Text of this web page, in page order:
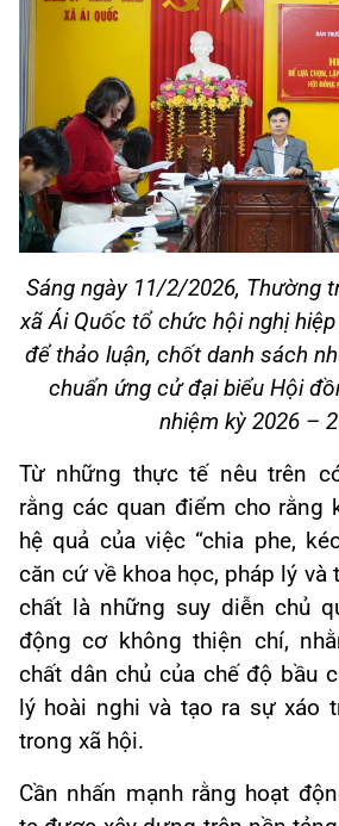
Sáng ngày 11/2/2026, Thường
xã Ái Quốc tổ chức hội nghị
để thảo luận, chốt danh sách
chuẩn ứng cử đại biểu Hội
nhiệm kỳ 2026 –
Từ những thực tế nêu trên
rằng các quan điểm cho rằng
hệ quả của việc “chia phe,
căn cứ về khoa học, pháp lý
chất là những suy diễn chủ
động cơ không thiện chí,
chất dân chủ của chế độ bầu
lý hoài nghi và tạo ra sự xáo
trong xã hội.
Cần nhấn mạnh rằng hoạt